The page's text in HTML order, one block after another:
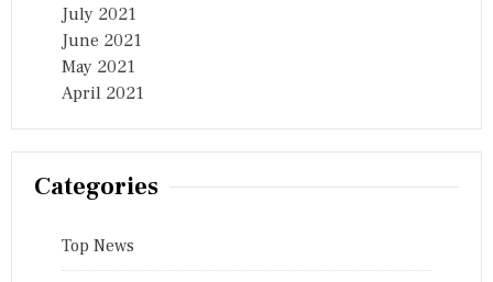
July 2021
June 2021
May 2021
April 2021
Categories
Top News